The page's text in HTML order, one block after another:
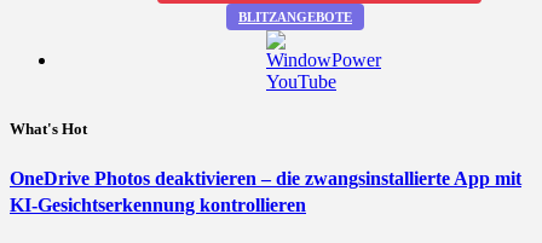
BLITZANGEBOTE
What's Hot
OneDrive Photos deaktivieren – die zwangsinstallierte App mit
KI-Gesichtserkennung kontrollieren